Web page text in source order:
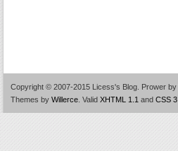
Copyright © 2007-2015 Licess's Blog. Prower by
Themes by Willerce Valid XHTML 1.1 and CSS 3